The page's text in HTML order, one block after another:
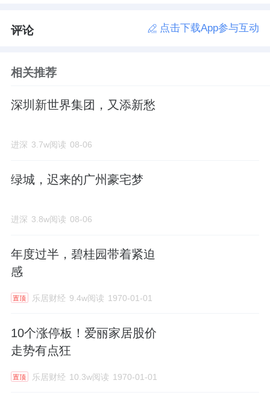
评论 点击下载App参与互动
相关推荐
深圳新世界集团，又添新愁
进深 3.7w阅读 08-06
绿城，迟来的广州豪宅梦
进深 3.8w阅读 08-06
年度过半，碧桂园带着紧迫
感
置顶 乐居财经 9.4w阅读 1970-01-01
10个涨停板！爱丽家居股价
走势有点狂
置顶 乐居财经 10.3w阅读 1970-01-01